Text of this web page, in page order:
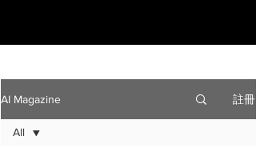
AI Magazine 註冊
All